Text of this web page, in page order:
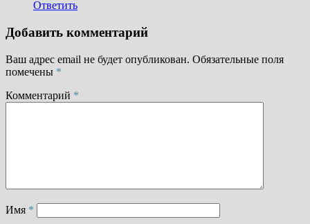
Ответить
Добавить комментарий
Ваш адрес email не будет опубликован. Обязательные поля
помечены *
Комментарий *
Имя *